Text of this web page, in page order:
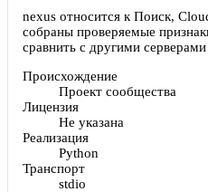
nexus относится к Поиск,
собраны проверяемые
сравнить с другими серверами
Происхождение
Проект сообщества
Лицензия
Не указана
Реализация
Python
Транспорт
stdio